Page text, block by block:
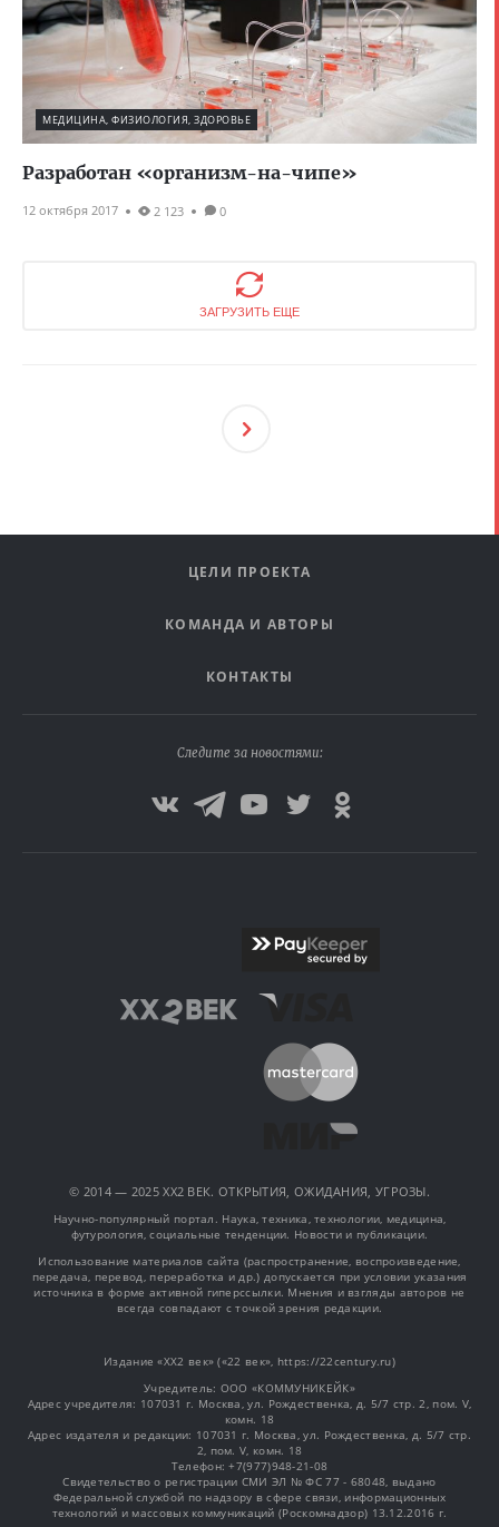
МЕДИЦИНА, ФИЗИОЛОГИЯ, ЗДОРОВЬЕ
Разработан «организм-на-чипе»
12 октября 2017 2 123 0
ЗАГРУЗИТЬ ЕЩЕ
Ующ
ЦЕЛИ ПРОЕКТА
КОМАНДА И АВТОРЫ
КОНТАКТЫ
Следите за новостями:
© 2014 — 2025 XX2 ВЕК. ОТКРЫТИЯ, ОЖИДАНИЯ, УГРОЗЫ.
Научно-популярный портал. Наука, техника, технологии, медицина,
футурология, социальные тенденции. Новости и публикации.
Использование материалов сайта (распространение, воспроизведение,
передача, перевод, переработка и др.) допускается при условии указания
источника в форме активной гиперссылки. Мнения и взгляды авторов не
всегда совпадают с точкой зрения редакции.
Издание «XX2 век» («22 век», https://22century.ru)
Учредитель: OOO «КОММУНИКЕЙК»
Адрес учредителя: 107031 г. Москва, ул. Рождественка, д. 5/7 стр. 2, пом. V,
комн. 18
Адрес издателя и редакции: 107031 г. Москва, ул. Рождественка, д. 5/7 стр.
2, пом. V, комн. 18
Телефон: +7(977)948-21-08
Свидетельство о регистрации СМИ ЭЛ № ФС 77 - 68048, выдано
Федеральной службой по надзору в сфере связи, информационных
технологий и массовых коммуникаций (Роскомнадзор) 13.12.2016 г.